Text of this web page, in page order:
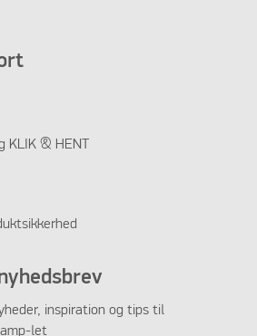
KLIK & HENT
inspiration og tips til
let